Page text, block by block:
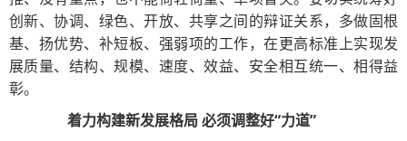
创新、协调、绿色、开放、共享之间的辩证关系，多做固根
基、扬优势、补短板、强弱项的工作，在更高标准上实现发
展质量、结构、规模、速度、效益、安全相互统一、相得益
彰。
着力构建新发展格局 必须调整好“力道”